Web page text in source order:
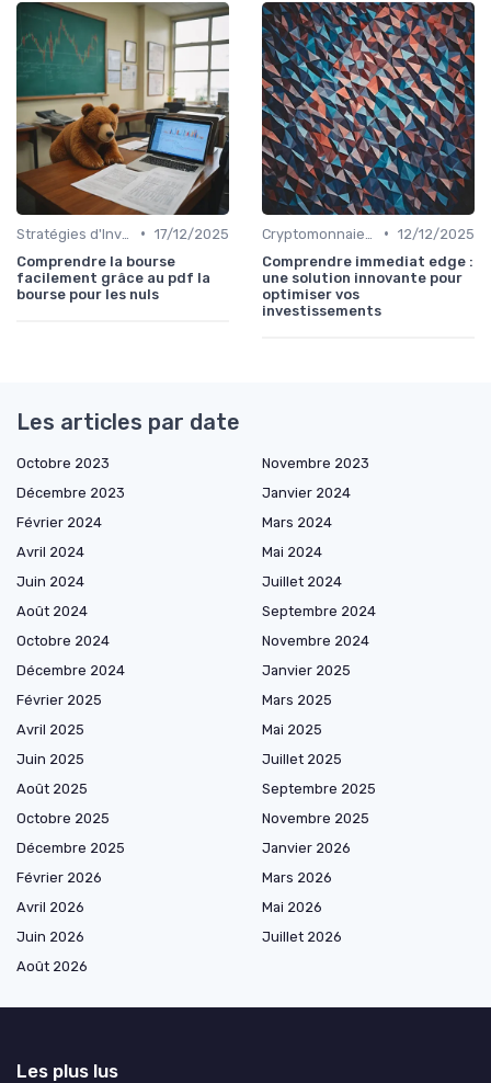
• 17/12/2025
Comprendre la bourse
facilement grâce au pdf la
bourse pour les nuls
• 12/12/2025
Comprendre immediat edge :
une solution innovante pour
optimiser vos
investissements
Les articles par date
Octobre 2023
Novembre 2023
Décembre 2023
Janvier 2024
Février 2024
Mars 2024
Avril 2024
Mai 2024
Juin 2024
Juillet 2024
Août 2024
Septembre 2024
Octobre 2024
Novembre 2024
Décembre 2024
Janvier 2025
Février 2025
Mars 2025
Avril 2025
Mai 2025
Juin 2025
Juillet 2025
Août 2025
Septembre 2025
Octobre 2025
Novembre 2025
Décembre 2025
Janvier 2026
Février 2026
Mars 2026
Avril 2026
Mai 2026
Juin 2026
Juillet 2026
Août 2026
Les plus lus